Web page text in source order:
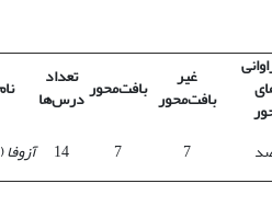
غیر
بافت‌محور بافت‌محور تعداد
درس‌ها
7
7
14 آزوفا